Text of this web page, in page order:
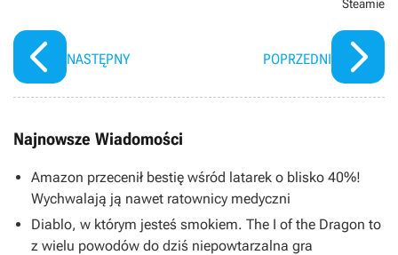
NASTĘPNY
Steamie
POPRZEDNI
Najnowsze Wiadomości
Amazon przecenił bestię wśród latarek o blisko 40%!
Wychwalają ją nawet ratownicy medyczni
Diablo, w którym jesteś smokiem. The I of the Dragon to
z wielu powodów do dziś niepowtarzalna gra